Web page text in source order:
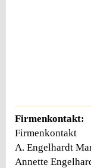
Firmenkontakt:
Firmenkontakt
A. Engelhardt
Annette